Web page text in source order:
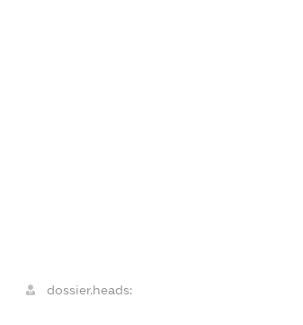
dossier.heads: